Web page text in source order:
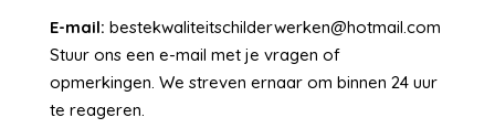
E-mail: bestekwaliteitschilderwerken@hotmail.com
Stuur ons een e-mail met je vragen of
opmerkingen. We streven ernaar om binnen 24 uur
te reageren.